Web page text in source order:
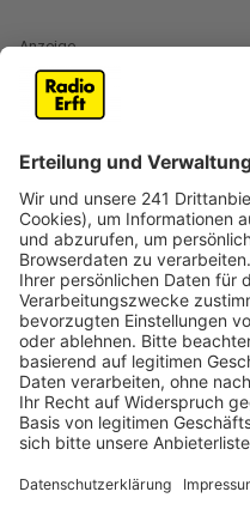
Anzeige
dem 28. September, die
nicht nur der Posten
sondern auch in
Pulheim die
Für alle, die am Wahltag
Möglichkeit, per
vorab persönlich im
wählen. In Hürth, Kerpen
ab Freitag (19.09.)
Donnerstag (18.09.). In